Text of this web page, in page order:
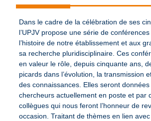
Dans le cadre de la célébration de ses
l’UPJV propose une série de
l’histoire de notre établissement et aux
sa recherche pluridisciplinaire. Ces
en valeur le rôle, depuis cinquante ans,
picards dans l’évolution, la transmission
des connaissances. Elles seront
chercheurs actuellement en poste et par
collègues qui nous feront l’honneur de
occasion. Traitant de thèmes en lien